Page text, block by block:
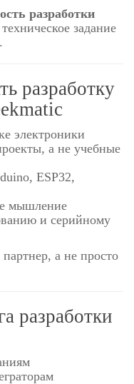
разработки
задание
разработку
электроники
а не учебные
ESP32,
мышление
и серийному
а не просто
разработки